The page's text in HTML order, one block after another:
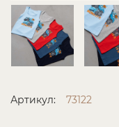
Артикул: 73122